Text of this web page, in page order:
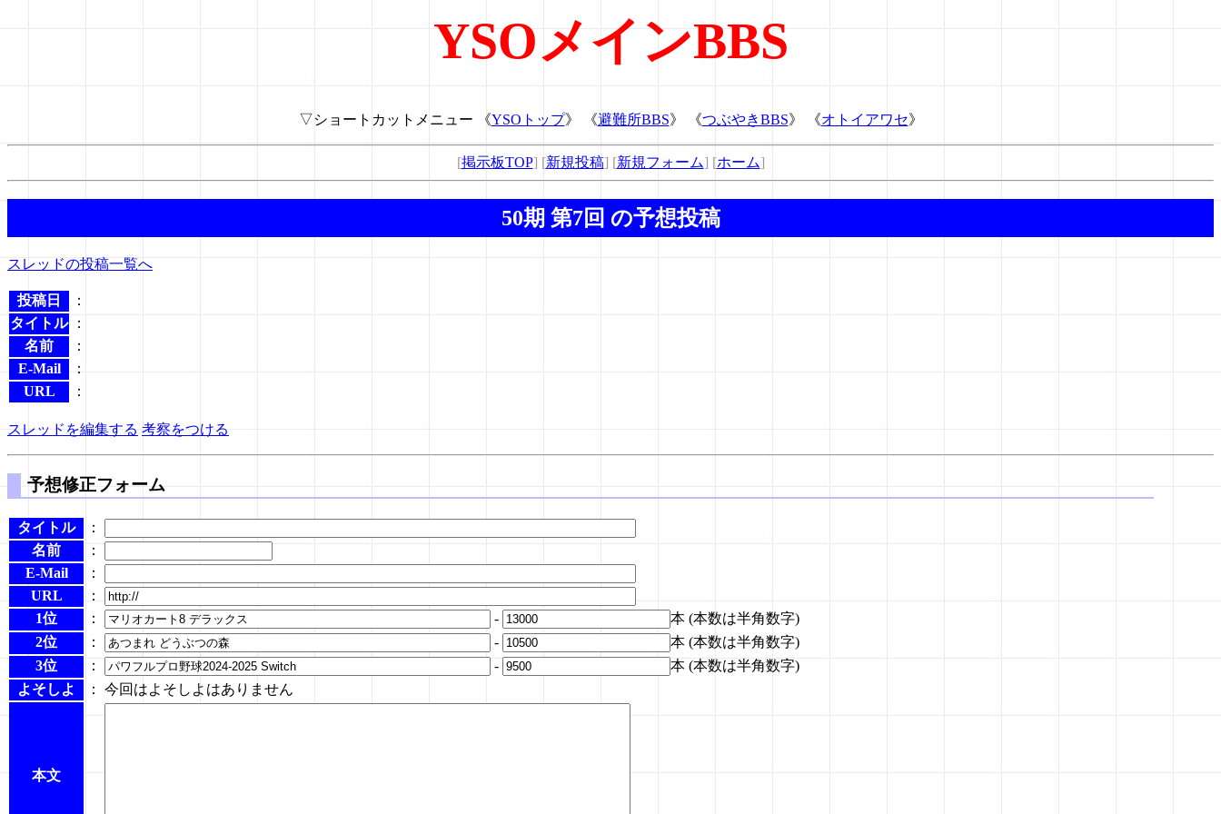
YSOメインBBS
▽ショートカットメニュー 《YSOトップ》 《避難所BBS》 《つぶやきBBS》 《オトイアワセ》
[掲示板TOP] [新規投稿] [新規フォーム] [ホーム]
50期 第7回 の予想投稿
スレッドの投稿一覧へ
投稿日
：
タイトル
：
名前
：
E-Mail
：
URL
：
スレッドを編集する 考察をつける
予想修正フォーム
タイトル
：
名前
：
E-Mail
：
URL
：
1位
： -
本 (本数は半角数字)
2位
： -
本 (本数は半角数字)
3位
： -
本 (本数は半角数字)
よそしよ
： 今回はよそしよはありません
本文